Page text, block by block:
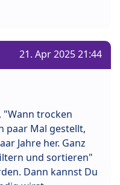
21. Apr 2025 21:44
"Wann trocken
paar Mal gestellt,
Jahre her. Ganz
und sortieren"
Dann kannst Du